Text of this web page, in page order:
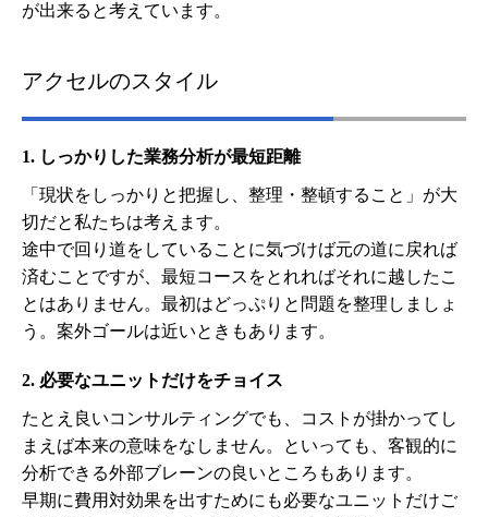
が出来ると考えています。
アクセルのスタイル
1. しっかりした業務分析が最短距離
「現状をしっかりと把握し、整理・整頓すること」が大
切だと私たちは考えます。
途中で回り道をしていることに気づけば元の道に戻れば
済むことですが、最短コースをとれればそれに越したこ
とはありません。最初はどっぷりと問題を整理しましょ
う。案外ゴールは近いときもあります。
2. 必要なユニットだけをチョイス
たとえ良いコンサルティングでも、コストが掛かってし
まえば本来の意味をなしません。といっても、客観的に
分析できる外部ブレーンの良いところもあります。
早期に費用対効果を出すためにも必要なユニットだけご